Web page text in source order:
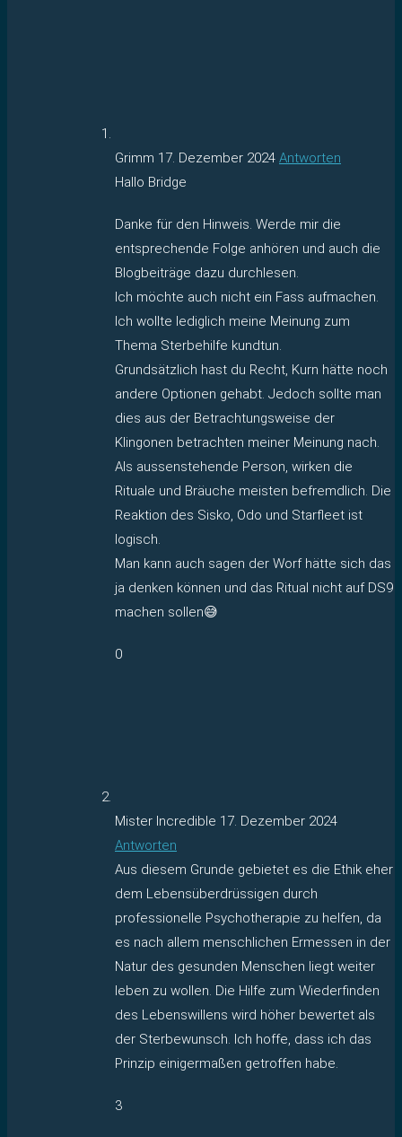
Grimm 17. Dezember 2024 Antworten
Hallo Bridge
Danke für den Hinweis. Werde mir die
entsprechende Folge anhören und auch die
Blogbeiträge dazu durchlesen.
Ich möchte auch nicht ein Fass aufmachen.
Ich wollte lediglich meine Meinung zum
Thema Sterbehilfe kundtun.
Grundsätzlich hast du Recht, Kurn hätte noch
andere Optionen gehabt. Jedoch sollte man
dies aus der Betrachtungsweise der
Klingonen betrachten meiner Meinung nach.
Als aussenstehende Person, wirken die
Rituale und Bräuche meisten befremdlich. Die
Reaktion des Sisko, Odo und Starfleet ist
logisch.
Man kann auch sagen der Worf hätte sich das
ja denken können und das Ritual nicht auf DS9
machen sollen😅
0
Mister Incredible 17. Dezember 2024
Antworten
Aus diesem Grunde gebietet es die Ethik eher
dem Lebensüberdrüssigen durch
professionelle Psychotherapie zu helfen, da
es nach allem menschlichen Ermessen in der
Natur des gesunden Menschen liegt weiter
leben zu wollen. Die Hilfe zum Wiederfinden
des Lebenswillens wird höher bewertet als
der Sterbewunsch. Ich hoffe, dass ich das
Prinzip einigermaßen getroffen habe.
3